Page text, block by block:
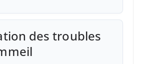
des troubles